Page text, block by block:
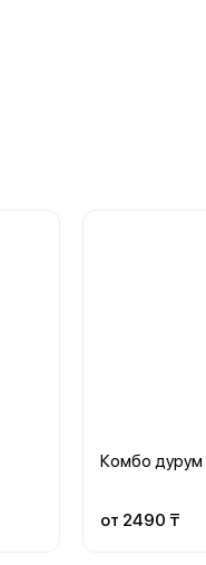
Комбо дурум
от 2490 ₸